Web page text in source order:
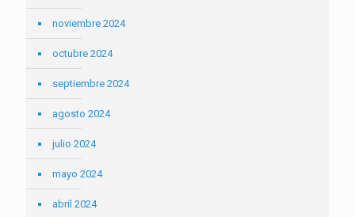
noviembre 2024
octubre 2024
septiembre 2024
agosto 2024
julio 2024
mayo 2024
abril 2024